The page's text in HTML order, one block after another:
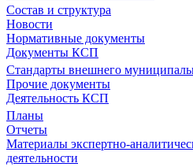
Состав и структура
Новости
Нормативные документы
Документы КСП
Стандарты внешнего
Прочие документы
Деятельность КСП
Планы
Отчеты
Материалы экспертно-
деятельности